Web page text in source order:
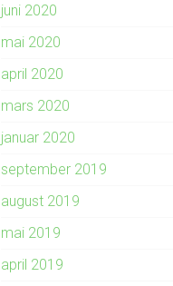
juni 2020
mai 2020
april 2020
mars 2020
januar 2020
september 2019
august 2019
mai 2019
april 2019